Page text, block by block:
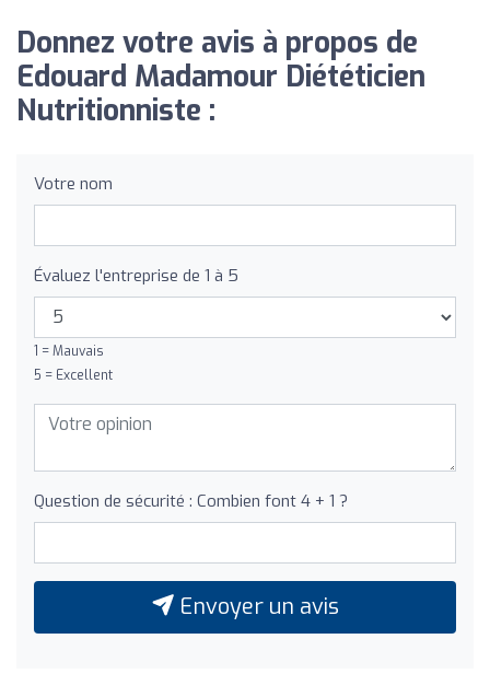
Donnez votre avis à propos de
Edouard Madamour Diététicien
Nutritionniste :
Votre nom
Évaluez l'entreprise de 1 à 5
1 = Mauvais
5 = Excellent
Question de sécurité : Combien font 4 + 1 ?
Envoyer un avis